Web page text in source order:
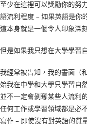
至少在這裡可以獎勵你的努
語流利程度 – 如果英語是你
這本身就是一個令人印象深
但是如果我只想在大學學習
我經常被告知，我的書面（
始我在中學和大學只學習自
並不一定會剝奪某些人流利
任何工作或學習領域都是必
寫作 – 即使沒有對英語的質